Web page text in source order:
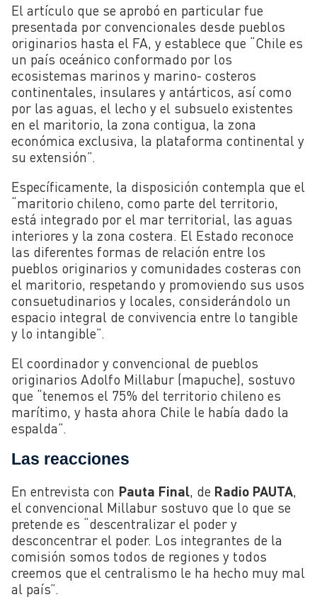
El artículo que se aprobó en particular fue
presentada por convencionales desde pueblos
originarios hasta el FA, y establece que “Chile es
un país oceánico conformado por los
ecosistemas marinos y marino- costeros
continentales, insulares y antárticos, así como
por las aguas, el lecho y el subsuelo existentes
en el maritorio, la zona contigua, la zona
económica exclusiva, la plataforma continental y
su extensión”.
Específicamente, la disposición contempla que el
“maritorio chileno, como parte del territorio,
está integrado por el mar territorial, las aguas
interiores y la zona costera. El Estado reconoce
las diferentes formas de relación entre los
pueblos originarios y comunidades costeras con
el maritorio, respetando y promoviendo sus usos
consuetudinarios y locales, considerándolo un
espacio integral de convivencia entre lo tangible
y lo intangible”.
El coordinador y convencional de pueblos
originarios Adolfo Millabur (mapuche), sostuvo
que “tenemos el 75% del territorio chileno es
marítimo, y hasta ahora Chile le había dado la
espalda”.
Las reacciones
En entrevista con Pauta Final , de Radio PAUTA
el convencional Millabur sostuvo que lo que se
pretende es “descentralizar el poder y
desconcentrar el poder. Los integrantes de la
comisión somos todos de regiones y todos
creemos que el centralismo le ha hecho muy mal
al país”.